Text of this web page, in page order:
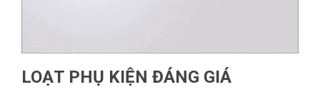
LOẠT PHỤ KIỆN ĐÁNG GIÁ